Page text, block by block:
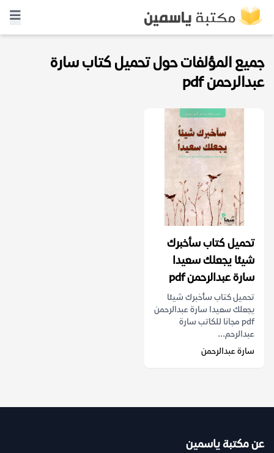
جميع المؤلفات حول تحميل كتاب سارة
عبدالرحمن pdf
تحميل كتاب سأخبرك
شيئا يجعلك سعيدا
سارة عبدالرحمن pdf
تحميل كتاب سأخبرك شيئا
يجعلك سعيدا سارة عبدالرحمن
pdf مجانا للكاتب سارة
عبدالرحم...
سارة عبدالرحمن
عن مكتبة ياسمين